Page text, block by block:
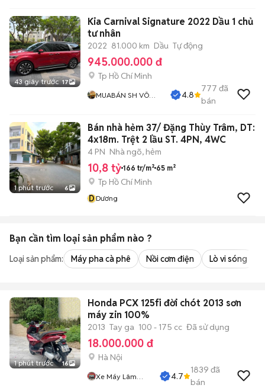
43 giây trước 17
Kia Carnival Signature 2022 Dầu 1 chủ
tư nhân
2022 81.000 km Dầu Tự động
945.000.000 đ
Tp Hồ Chí Minh
MUABÁN SH VÕ
4.8
777 đã
bán
1 phút trước 6
Bán nhà hẻm 37/ Đặng Thùy Trâm, DT:
4x18m. Trệt 2 lầu ST. 4PN, 4WC
4 PN Nhà ngõ, hẻm
10,8 tỷ 166 tr/m² 65 m²
Tp Hồ Chí Minh
DDương
Bạn cần tìm loại sản phẩm nào ?
Loại sản phẩm: Máy pha cà phê Nồi cơm điện Lò vi sóng
1 phút trước 16
Honda PCX 125fi đời chót 2013 sơn
máy zin 100%
2013 Tay ga 100 - 175 cc Đã sử dụng
18.000.000 đ
Hà Nội
Xe Máy Lâm
4.7
1839 đã
bán